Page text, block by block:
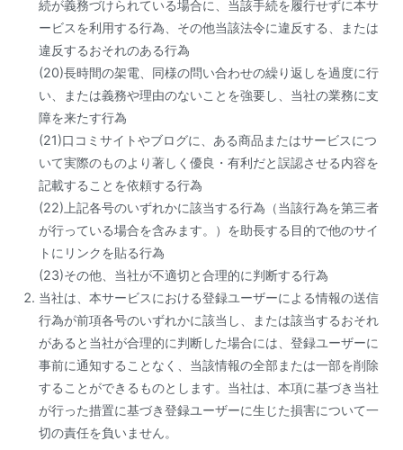
続が義務づけられている場合に、当該手続を履行せずに本サ
ービスを利用する行為、その他当該法令に違反する、または
違反するおそれのある行為
(20)長時間の架電、同様の問い合わせの繰り返しを過度に行
い、または義務や理由のないことを強要し、当社の業務に支
障を来たす行為
(21)口コミサイトやブログに、ある商品またはサービスにつ
いて実際のものより著しく優良・有利だと誤認させる内容を
記載することを依頼する行為
(22)上記各号のいずれかに該当する行為（当該行為を第三者
が行っている場合を含みます。）を助長する目的で他のサイ
トにリンクを貼る行為
(23)その他、当社が不適切と合理的に判断する行為
当社は、本サービスにおける登録ユーザーによる情報の送信
行為が前項各号のいずれかに該当し、または該当するおそれ
があると当社が合理的に判断した場合には、登録ユーザーに
事前に通知することなく、当該情報の全部または一部を削除
することができるものとします。当社は、本項に基づき当社
が行った措置に基づき登録ユーザーに生じた損害について一
切の責任を負いません。